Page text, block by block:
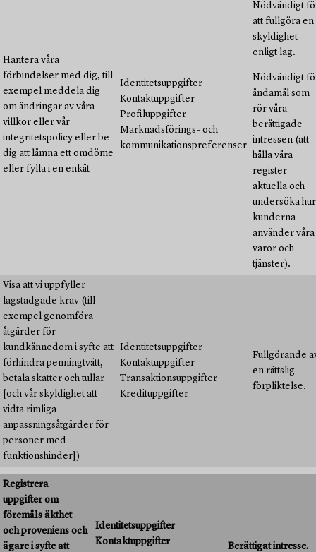
Hantera våra
förbindelser med dig, till
exempel meddela dig
om ändringar av våra
villkor eller vår
integritetspolicy eller be
dig att lämna ett omdöme
eller fylla i en enkät
Identitetsuppgifter
Kontaktuppgifter
Profiluppgifter
Marknadsförings- och
kommunikationspreferenser
Nödvändigt
att fullgöra en
skyldighet
enligt lag.
Nödvändigt
ändamål som
rör våra
berättigade
intressen (att
hålla våra
register
aktuella och
undersöka hur
kunderna
använder våra
varor och
tjänster).
Visa att vi uppfyller
lagstadgade krav (till
exempel genomföra
åtgärder för
kundkännedom i syfte att
förhindra penningtvätt,
betala skatter och tullar
[och vår skyldighet att
vidta rimliga
anpassningsåtgärder för
personer med
funktionshinder])
Identitetsuppgifter
Kontaktuppgifter
Transaktionsuppgifter
Kredituppgifter
Fullgörande
en rättslig
förpliktelse.
Registrera
uppgifter om
föremåls äkthet
och proveniens och
ägare i syfte att
Identitetsuppgifter
Kontaktuppgifter
Berättigat intresse.